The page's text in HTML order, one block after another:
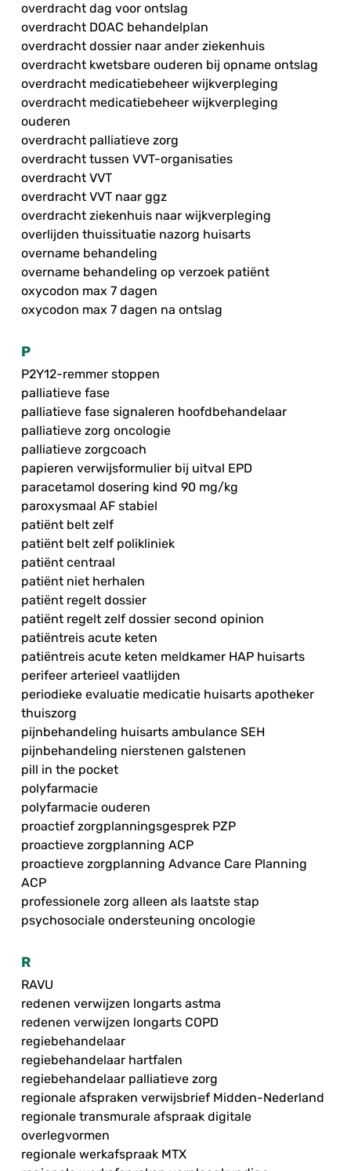
overdracht dag voor ontslag
overdracht DOAC behandelplan
overdracht dossier naar ander ziekenhuis
overdracht kwetsbare ouderen bij opname ontslag
overdracht medicatiebeheer wijkverpleging
overdracht medicatiebeheer wijkverpleging
ouderen
overdracht palliatieve zorg
overdracht tussen VVT-organisaties
overdracht VVT
overdracht VVT naar ggz
overdracht ziekenhuis naar wijkverpleging
overlijden thuissituatie nazorg huisarts
overname behandeling
overname behandeling op verzoek patiënt
oxycodon max 7 dagen
oxycodon max 7 dagen na ontslag
P
P2Y12-remmer stoppen
palliatieve fase
palliatieve fase signaleren hoofdbehandelaar
palliatieve zorg oncologie
palliatieve zorgcoach
papieren verwijsformulier bij uitval EPD
paracetamol dosering kind 90 mg/kg
paroxysmaal AF stabiel
patiënt belt zelf
patiënt belt zelf polikliniek
patiënt centraal
patiënt niet herhalen
patiënt regelt dossier
patiënt regelt zelf dossier second opinion
patiëntreis acute keten
patiëntreis acute keten meldkamer HAP huisarts
perifeer arterieel vaatlijden
periodieke evaluatie medicatie huisarts apotheker
thuiszorg
pijnbehandeling huisarts ambulance SEH
pijnbehandeling nierstenen galstenen
pill in the pocket
polyfarmacie
polyfarmacie ouderen
proactief zorgplanningsgesprek PZP
proactieve zorgplanning ACP
proactieve zorgplanning Advance Care Planning
ACP
professionele zorg alleen als laatste stap
psychosociale ondersteuning oncologie
R
RAVU
redenen verwijzen longarts astma
redenen verwijzen longarts COPD
regiebehandelaar
regiebehandelaar hartfalen
regiebehandelaar palliatieve zorg
regionale afspraken verwijsbrief Midden-Nederland
regionale transmurale afspraak digitale
overlegvormen
regionale werkafspraak MTX